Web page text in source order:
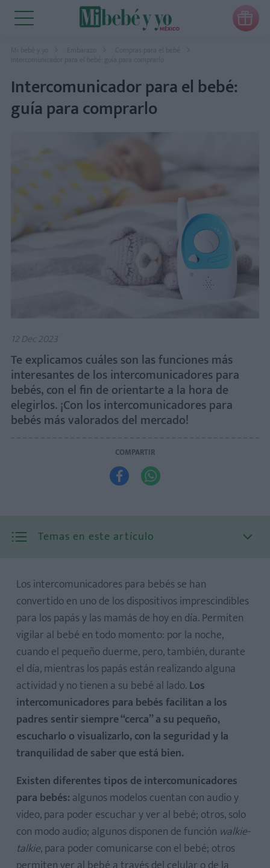

Mi bebé y yo Embarazo
Intercomunicador para el bebé: guía para comprarlo
Intercomunicador para el bebé:
guía para comprarlo
12 Dec 2023
Te explicamos cuáles son las funciones más
interesantes de los intercomunicadores para
bebés, con el fin de orientarte a la hora de
elegirlos. ¡Con los intercomunicadores para
bebés más valorados del mercado!
COMPARTIR
 
Temas en este artículo
Philips Avent SCD845/26
Miniland Digimonitor 5”
Chicco Vigilabebés Vídeo Baby Monitor Deluxe
Nuk Eco Control Audio Display 530D+ Babyphone
Motorola MBP 16
Philips Avent SCD733/00
Los intercomunicadores para bebés se han
convertido en uno de los dispositivos imprescindibles
para los papás y las mamás de hoy en día. Permiten
vigilar al bebé en todo momento: por la noche,
cuando el pequeño duerme, pero, también, durante
el día, mientras los papás están realizando alguna
actividad y no tienen a su bebé al lado. Los
intercomunicadores para bebés facilitan a los
padres sentir siempre “cerca” a su pequeño,
escucharlo o visualizarlo, con la seguridad y la
tranquilidad de saber que está bien.
Existen diferentes tipos de intercomunicadores
para bebés: algunos modelos cuentan con audio y
video, para poder escuchar y ver al bebé; otros, solo
con modo audio; algunos disponen de función walkie-
talkie, para poder comunicarse con el bebé; otros